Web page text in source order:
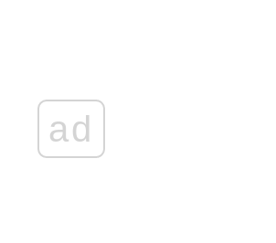
ad